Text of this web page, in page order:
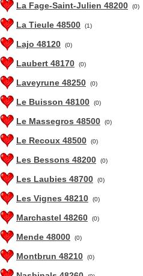
La Fage-Saint-Julien 48200 (0)
La Tieule 48500 (1)
Lajo 48120 (0)
Laubert 48170 (0)
Laveyrune 48250 (0)
Le Buisson 48100 (0)
Le Massegros 48500 (0)
Le Recoux 48500 (0)
Les Bessons 48200 (0)
Les Laubies 48700 (0)
Les Vignes 48210 (0)
Marchastel 48260 (0)
Mende 48000 (0)
Montbrun 48210 (0)